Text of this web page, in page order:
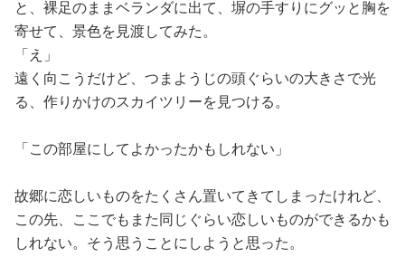
と、裸足のままベランダに出て、塀の手すりにグッと胸を
寄せて、景色を見渡してみた。
「え」
遠く向こうだけど、つまようじの頭ぐらいの大きさで光
る、作りかけのスカイツリーを見つける。
「この部屋にしてよかったかもしれない」
故郷に恋しいものをたくさん置いてきてしまったけれど、
この先、ここでもまた同じぐらい恋しいものができるかも
しれない。そう思うことにしようと思った。